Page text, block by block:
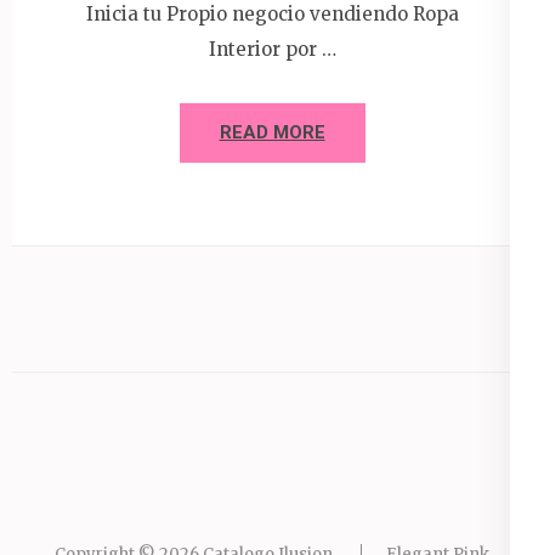
Inicia tu Propio negocio vendiendo Ropa
Interior por …
READ MORE